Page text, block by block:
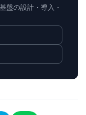
盤の設計・導入・